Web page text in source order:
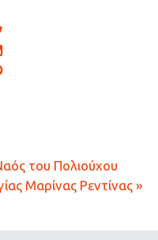
του Πολιούχου
Μαρίνας Ρεντίνας »